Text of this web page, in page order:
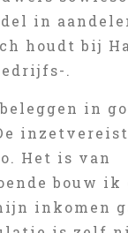
in
houdt bij
.
in
Het is van
bouw ik
inkomen